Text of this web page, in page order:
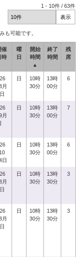
1 - 10件 /63件
も可能です。
催
時
曜
日
開始
時間
▲
終了
時間
残
席
月
日
10時
30分
13時
00分
6
月
日
10時
30分
13時
00分
7
日
日
10時
30分
13時
00分
6
月
日
10時
30分
13時
30分
3
月
日
10時
30分
13時
30分
3